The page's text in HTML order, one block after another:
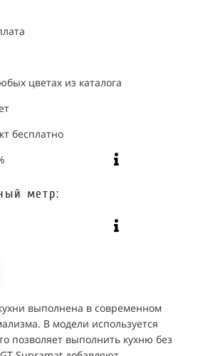
цветах из каталога
бесплатно
метр:
выполнена в современном
В модели используется
позволяет выполнить кухню без